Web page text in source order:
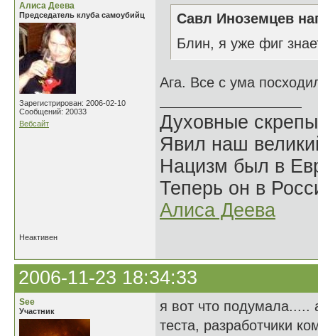
Алиса Деева
Председатель клуба самоубийц
Зарегистрирован: 2006-02-10
Сообщений: 20033
Вебсайт
Савл Иноземцев
Блин, я уже фиг
Ага. Все с ума
Духовные
Явил наш
Нацизм был в
Теперь он в
Алиса Деева
Неактивен
2006-11-23 18:34:33
See
Участник
я вот что подумала.....
теста, разработчики